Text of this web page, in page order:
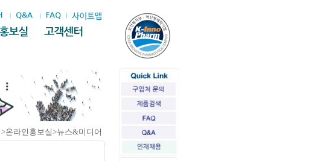
>온라인홍보실>뉴스&미디어